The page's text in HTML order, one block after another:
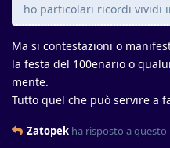
ho particolari ricordi vividi
Ma si contestazioni o
la festa del 100enario o
mente.
Tutto quel che può servire a
Zatopek ha risposto a questo